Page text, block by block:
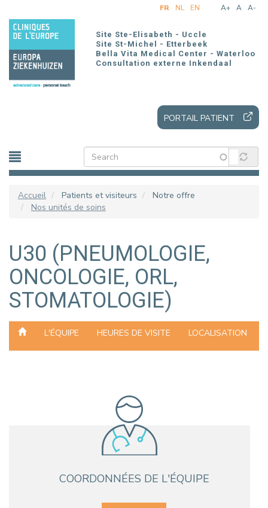
au
contenu
A+ A A-
FR NL EN
Site Ste-Elisabeth - Uccle
Site St-Michel - Etterbeek
Bella Vita Medical Center - Waterloo
Consultation externe Inkendaal
PORTAIL PATIENT
Accueil Patients et visiteurs
Notre offre
Nos unités de soins
U30 (PNEUMOLOGIE,
ONCOLOGIE, ORL,
STOMATOLOGIE)
L'ÉQUIPE HEURES DE VISITE LOCALISATION
COORDONNÉES DE L'ÉQUIPE